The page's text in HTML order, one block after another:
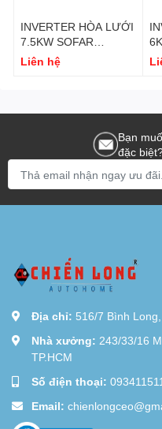
INVERTER HÒA LƯỚI
7.5KW SOFAR
7.5KTLM-G2
Liên hệ
Bạn
đặc
Địa chỉ: 516/7 Bình
Nhà xưởng: 243/33/16
TP.HCM
Số điện thoại:
Email: